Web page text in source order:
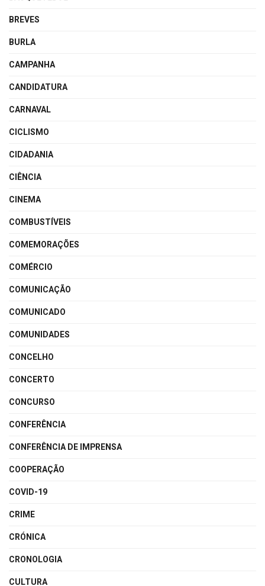
BREVES
BURLA
CAMPANHA
CANDIDATURA
CARNAVAL
CICLISMO
CIDADANIA
CIÊNCIA
CINEMA
COMBUSTÍVEIS
COMEMORAÇÕES
COMÉRCIO
COMUNICAÇÃO
COMUNICADO
COMUNIDADES
CONCELHO
CONCERTO
CONCURSO
CONFERÊNCIA
CONFERÊNCIA DE IMPRENSA
COOPERAÇÃO
COVID-19
CRIME
CRÓNICA
CRONOLOGIA
CULTURA